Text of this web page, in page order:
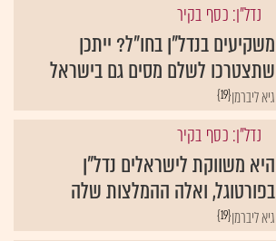
נדל"ן: כסף בקיר
משקיעים בנדל"ן בחו"ל? ייתכן
שתצטרכו לשלם מסים גם בישראל
{19}גיא ליברמן
נדל"ן: כסף בקיר
היא משווקת לישראלים נדל"ן
בפורטוגל, ואלה ההמלצות שלה
{19}גיא ליברמן